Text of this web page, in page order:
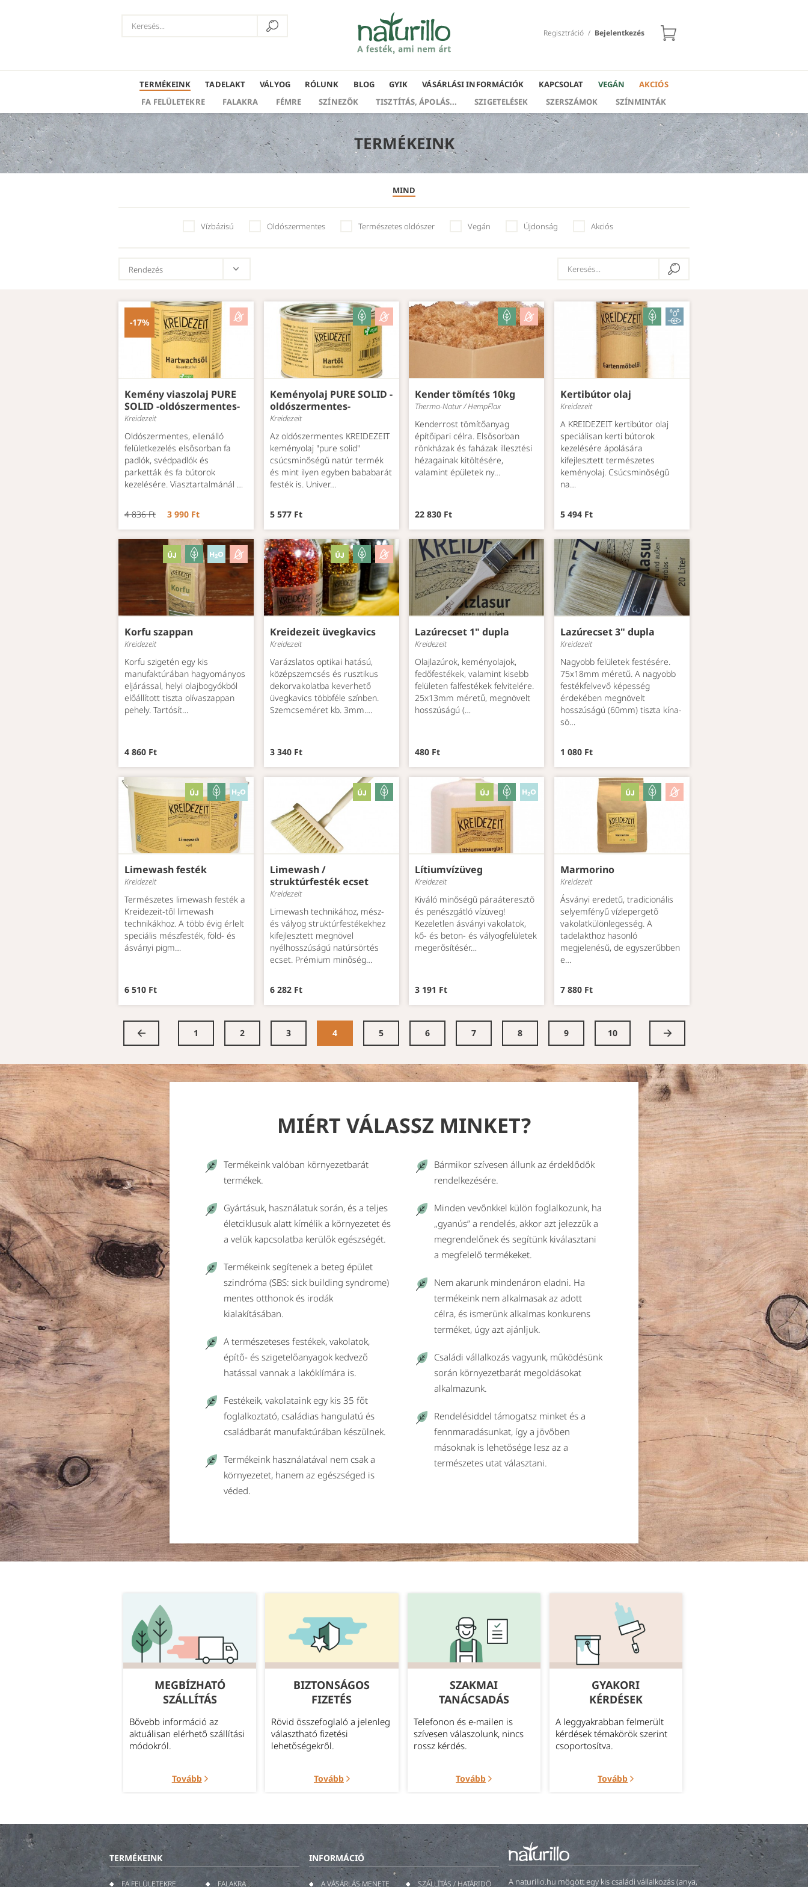
Bejelentkezés
/
Regisztráció
TERMÉKEINK TADELAKT VÁLYOG RÓLUNK BLOG GYIK VÁSÁRLÁSI INFORMÁCIÓK KAPCSOLAT VEGÁN
AKCIÓS
FA FELÜLETEKRE
FALAKRA FÉMRE SZÍNEZŐK TISZTÍTÁS, ÁPOLÁS... SZIGETELÉSEK SZERSZÁMOK SZÍNMINTÁK
TERMÉKEINK
MIND
Vízbázisú Oldószermentes Természetes oldószer Vegán Újdonság Akciós
-17%
Kemény viaszolaj PURE
SOLID -oldószermentes-
Kreidezeit
Oldószermentes, ellenálló
felületkezelés elsősorban fa
padlók, svédpadlók és
parketták és fa bútorok
kezelésére. Viasztartalmánál …
4 836 Ft 3 990 Ft
Keményolaj PURE SOLID -
oldószermentes-
Kreidezeit
Az oldószermentes KREIDEZEIT
keményolaj "pure solid"
csúcsminőségű natúr termék
és mint ilyen egyben bababarát
festék is. Univer…
5 577 Ft
Kender tömítés 10kg
Thermo-Natur / HempFlax
Kenderrost tömítőanyag
építőipari célra. Elsősorban
rönkházak és faházak illesztési
hézagainak kitöltésére,
valamint épületek ny…
22 830 Ft
Kertibútor olaj
Kreidezeit
A KREIDEZEIT kertibútor olaj
speciálisan kerti bútorok
kezelésére ápolására
kifejlesztett természetes
keményolaj. Csúcsminőségű
na…
5 494 Ft
Korfu szappan
Kreidezeit
Korfu szigetén egy kis
manufaktúrában hagyományos
eljárással, helyi olajbogyókból
előállított tiszta olívaszappan
pehely. Tartósít…
4 860 Ft
Kreidezeit üvegkavics
Kreidezeit
Varázslatos optikai hatású,
középszemcsés és rusztikus
dekorvakolatba keverhető
üvegkavics többféle színben.
Szemcseméret kb. 3mm.…
3 340 Ft
Lazúrecset 1" dupla
Kreidezeit
Olajlazúrok, keményolajok,
fedőfestékek, valamint kisebb
felületen falfestékek felvitelére.
25x13mm méretű, megnövelt
hosszúságú (…
480 Ft
Lazúrecset 3" dupla
Kreidezeit
Nagyobb felületek festésére.
75x18mm méretű. A nagyobb
festékfelvevő képesség
érdekében megnövelt
hosszúságú (60mm) tiszta kína-
sö…
1 080 Ft
Limewash festék
Kreidezeit
Természetes limewash festék a
Kreidezeit-től limewash
technikákhoz. A több évig érlelt
speciális mészfesték, föld- és
ásványi pigm…
6 510 Ft
Limewash /
struktúrfesték ecset
Kreidezeit
Limewash technikához, mész-
és vályog struktúrfestékekhez
kifejlesztett megnövel
nyélhosszúságú natúrsörtés
ecset. Prémium minőség…
6 282 Ft
Lítiumvízüveg
Kreidezeit
Kiváló minőségű páraáteresztő
és penészgátló vízüveg!
Kezeletlen ásványi vakolatok,
kő- és beton- és vályogfelületek
megerősítésér…
3 191 Ft
Marmorino
Kreidezeit
Ásványi eredetű, tradicionális
selyemfényű vízlepergető
vakolatkülönlegesség. A
tadelakthoz hasonló
megjelenésű, de egyszerűbben
e…
7 880 Ft
1 2 3 4 5 6 7 8 9 10
MIÉRT VÁLASSZ MINKET?
Termékeink valóban környezetbarát
termékek.
Gyártásuk, használatuk során, és a teljes
életciklusuk alatt kímélik a környezetet és
a velük kapcsolatba kerülők egészségét.
Termékeink segítenek a beteg épület
szindróma (SBS: sick building syndrome)
mentes otthonok és irodák
kialakításában.
A természeteses festékek, vakolatok,
építő- és szigetelőanyagok kedvező
hatással vannak a lakóklímára is.
Festékeik, vakolataink egy kis 35 főt
foglalkoztató, családias hangulatú és
családbarát manufaktúrában készülnek.
Termékeink használatával nem csak a
környezetet, hanem az egészséged is
véded.
Bármikor szívesen állunk az érdeklődők
rendelkezésére.
Minden vevőnkkel külön foglalkozunk, ha
„gyanús” a rendelés, akkor azt jelezzük a
megrendelőnek és segítünk kiválasztani
a megfelelő termékeket.
Nem akarunk mindenáron eladni. Ha
termékeink nem alkalmasak az adott
célra, és ismerünk alkalmas konkurens
terméket, úgy azt ajánljuk.
Családi vállalkozás vagyunk, működésünk
során környezetbarát megoldásokat
alkalmazunk.
Rendelésiddel támogatsz minket és a
fennmaradásunkat, így a jövőben
másoknak is lehetősége lesz az a
természetes utat választani.
MEGBÍZHATÓ
SZÁLLÍTÁS
Bővebb információ az
aktuálisan elérhető szállítási
módokról.
Tovább
BIZTONSÁGOS
FIZETÉS
Rövid összefoglaló a jelenleg
választható fizetési
lehetőségekről.
Tovább
SZAKMAI
TANÁCSADÁS
Telefonon és e-mailen is
szívesen válaszolunk, nincs
rossz kérdés.
Tovább
GYAKORI
KÉRDÉSEK
A leggyakrabban felmerült
kérdések témakörök szerint
csoportosítva.
Tovább
TERMÉKEINK INFORMÁCIÓ
FA FELÜLETEKRE FALAKRA A VÁSÁRLÁS MENETE SZÁLLÍTÁS / HATÁRIDŐ
A naturillo.hu mögött egy kis családi vállalkozás (anya,